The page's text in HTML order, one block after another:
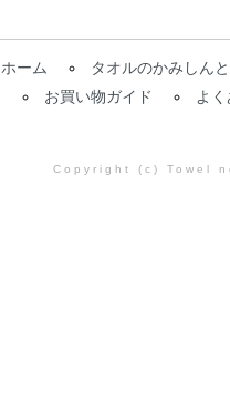
ホーム
タオルのかみしん
お買い物ガイド よ
Copyright (c) Towel